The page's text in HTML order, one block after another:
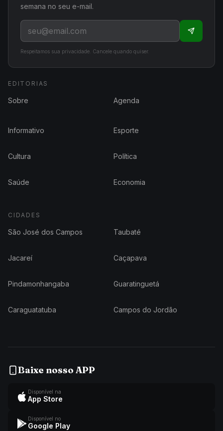
semana no seu e-mail.
Respeitamos sua privacidade. Cancele quando quiser.
EDITORIAS
Sobre Agenda
Informativo Esporte
Cultura Política
Saúde Economia
CIDADES
São José dos Campos Taubaté
Jacareí Caçapava
Pindamonhangaba Guaratinguetá
Caraguatatuba Campos do Jordão
Baixe nosso APP
Disponível na
App Store
Disponível no
Google Play